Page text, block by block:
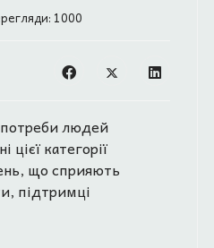
1000
потреби людей
цієї категорії
що сприяють
підтримці